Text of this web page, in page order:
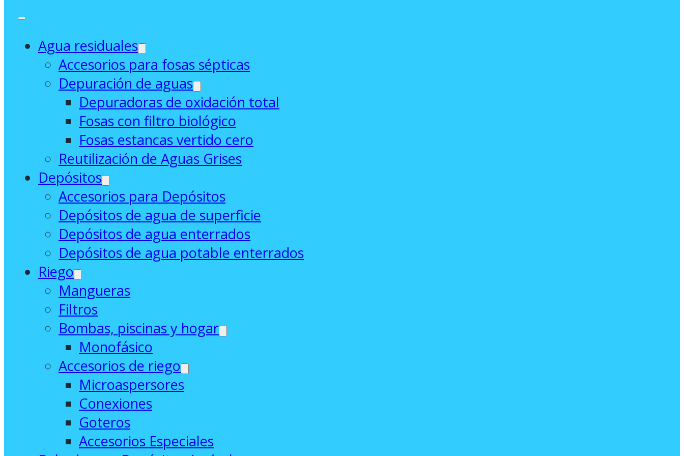
Agua residuales
Accesorios para fosas sépticas
Depuración de aguas
Depuradoras de oxidación total
Fosas con filtro biológico
Fosas estancas vertido cero
Reutilización de Aguas Grises
Depósitos
Accesorios para Depósitos
Depósitos de agua de superficie
Depósitos de agua enterrados
Depósitos de agua potable enterrados
Riego
Mangueras
Filtros
Bombas, piscinas y hogar
Monofásico
Accesorios de riego
Microaspersores
Conexiones
Goteros
Accesorios Especiales